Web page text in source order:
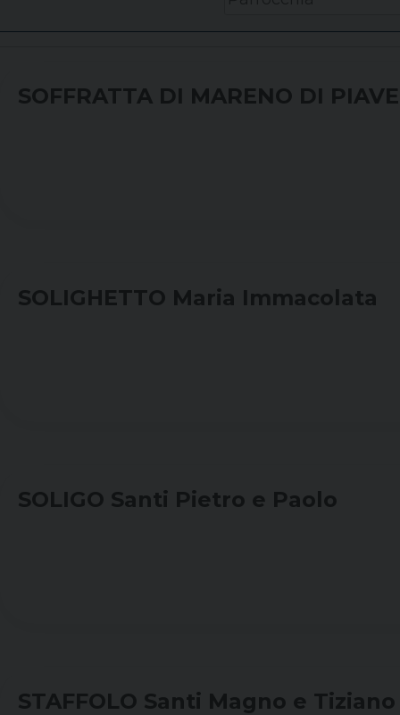
SOFFRATTA DI MARENO DI
SOLIGHETTO Maria Immacolata
SOLIGO Santi Pietro e Paolo
STAFFOLO Santi Magno e